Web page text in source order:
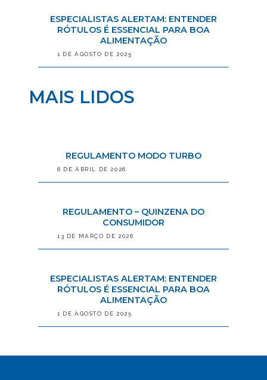
ESPECIALISTAS ALERTAM: ENTENDER
RÓTULOS É ESSENCIAL PARA BOA
ALIMENTAÇÃO
1 DE AGOSTO DE 2025
MAIS LIDOS
REGULAMENTO MODO TURBO
6 DE ABRIL DE 2026
REGULAMENTO – QUINZENA DO
CONSUMIDOR
13 DE MARÇO DE 2026
ESPECIALISTAS ALERTAM: ENTENDER
RÓTULOS É ESSENCIAL PARA BOA
ALIMENTAÇÃO
1 DE AGOSTO DE 2025